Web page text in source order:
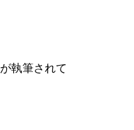
が執筆されて